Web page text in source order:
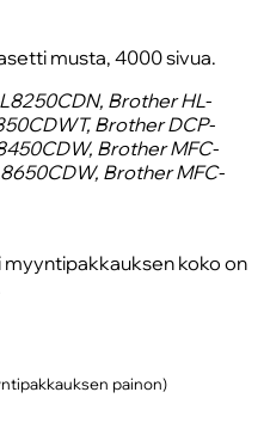
musta, 4000 sivua.
Brother HL-
Brother DCP-
Brother MFC-
Brother MFC-
koko on
painon)